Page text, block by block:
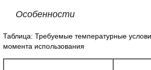
Особенности
Таблица: Требуемые температурные
момента использования